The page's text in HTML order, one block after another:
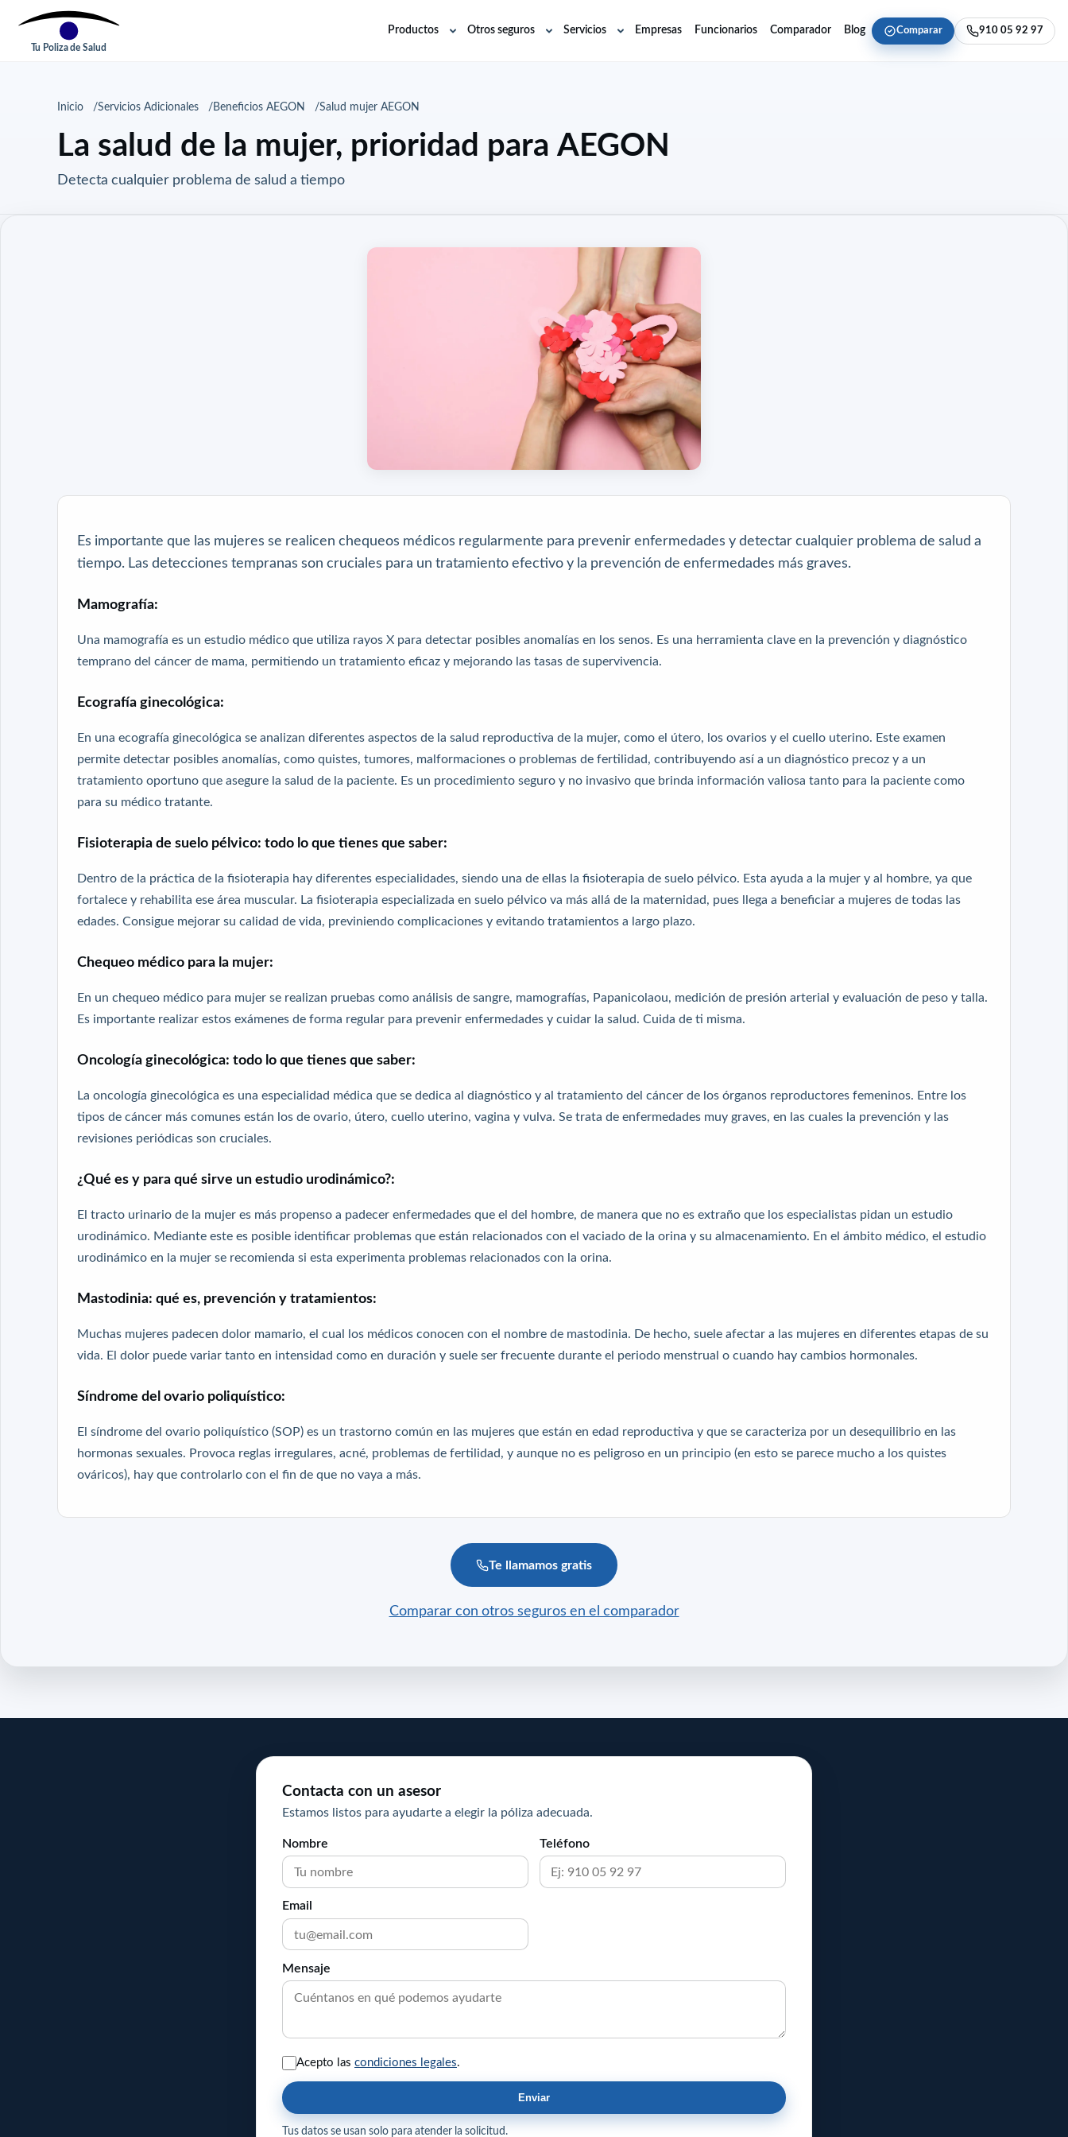
Tu Poliza de Salud
Productos
AbrirOtros seguros
AbrirServicios
AbrirEmpresas Funcionarios Comparador Blog Comparar 910 05 92 97
Inicio Servicios Adicionales Beneficios AEGON Salud mujer AEGON
La salud de la mujer, prioridad para AEGON
Detecta cualquier problema de salud a tiempo
Es importante que las mujeres se realicen chequeos médicos regularmente para prevenir enfermedades y detectar cualquier problema de salud a
tiempo. Las detecciones tempranas son cruciales para un tratamiento efectivo y la prevención de enfermedades más graves.
Mamografía:
Una mamografía es un estudio médico que utiliza rayos X para detectar posibles anomalías en los senos. Es una herramienta clave en la prevención y diagnóstico
temprano del cáncer de mama, permitiendo un tratamiento eficaz y mejorando las tasas de supervivencia.
Ecografía ginecológica:
En una ecografía ginecológica se analizan diferentes aspectos de la salud reproductiva de la mujer, como el útero, los ovarios y el cuello uterino. Este examen
permite detectar posibles anomalías, como quistes, tumores, malformaciones o problemas de fertilidad, contribuyendo así a un diagnóstico precoz y a un
tratamiento oportuno que asegure la salud de la paciente. Es un procedimiento seguro y no invasivo que brinda información valiosa tanto para la paciente como
para su médico tratante.
Fisioterapia de suelo pélvico: todo lo que tienes que saber:
Dentro de la práctica de la fisioterapia hay diferentes especialidades, siendo una de ellas la fisioterapia de suelo pélvico. Esta ayuda a la mujer y al hombre, ya que
fortalece y rehabilita ese área muscular. La fisioterapia especializada en suelo pélvico va más allá de la maternidad, pues llega a beneficiar a mujeres de todas las
edades. Consigue mejorar su calidad de vida, previniendo complicaciones y evitando tratamientos a largo plazo.
Chequeo médico para la mujer:
En un chequeo médico para mujer se realizan pruebas como análisis de sangre, mamografías, Papanicolaou, medición de presión arterial y evaluación de peso y talla.
Es importante realizar estos exámenes de forma regular para prevenir enfermedades y cuidar la salud. Cuida de ti misma.
Oncología ginecológica: todo lo que tienes que saber:
La oncología ginecológica es una especialidad médica que se dedica al diagnóstico y al tratamiento del cáncer de los órganos reproductores femeninos. Entre los
tipos de cáncer más comunes están los de ovario, útero, cuello uterino, vagina y vulva. Se trata de enfermedades muy graves, en las cuales la prevención y las
revisiones periódicas son cruciales.
¿Qué es y para qué sirve un estudio urodinámico?:
El tracto urinario de la mujer es más propenso a padecer enfermedades que el del hombre, de manera que no es extraño que los especialistas pidan un estudio
urodinámico. Mediante este es posible identificar problemas que están relacionados con el vaciado de la orina y su almacenamiento. En el ámbito médico, el estudio
urodinámico en la mujer se recomienda si esta experimenta problemas relacionados con la orina.
Mastodinia: qué es, prevención y tratamientos:
Muchas mujeres padecen dolor mamario, el cual los médicos conocen con el nombre de mastodinia. De hecho, suele afectar a las mujeres en diferentes etapas de su
vida. El dolor puede variar tanto en intensidad como en duración y suele ser frecuente durante el periodo menstrual o cuando hay cambios hormonales.
Síndrome del ovario poliquístico:
El síndrome del ovario poliquístico (SOP) es un trastorno común en las mujeres que están en edad reproductiva y que se caracteriza por un desequilibrio en las
hormonas sexuales. Provoca reglas irregulares, acné, problemas de fertilidad, y aunque no es peligroso en un principio (en esto se parece mucho a los quistes
ováricos), hay que controlarlo con el fin de que no vaya a más.
Te llamamos gratis
Comparar con otros seguros en el comparador
Contacta con un asesor
Estamos listos para ayudarte a elegir la póliza adecuada.
Nombre Teléfono
Email
Mensaje
Acepto las condiciones legales.
Enviar
Tus datos se usan solo para atender la solicitud.